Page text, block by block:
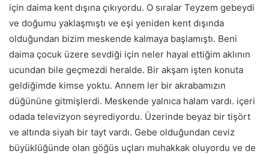
için daima kent dışına çıkıyordu. O sıralar Teyzem gebeydi
ve doğumu yaklaşmıştı ve eşi yeniden kent dışında
olduğundan bizim meskende kalmaya başlamıştı. Beni
daima çocuk üzere sevdiği için neler hayal ettiğim aklının
ucundan bile geçmezdi heralde. Bir akşam işten konuta
geldiğimde kimse yoktu. Annem ler bir akrabamızın
düğününe gitmişlerdi. Meskende yalnıca halam vardı. içeri
odada televizyon seyrediyordu. Üzerinde beyaz bir tişört
ve altında siyah bir tayt vardı. Gebe olduğundan ceviz
büyüklüğünde olan göğüs uçları muhakkak oluyordu ve de